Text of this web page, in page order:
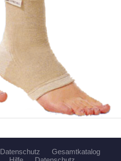
Datenschutz
Gesamtkatalog